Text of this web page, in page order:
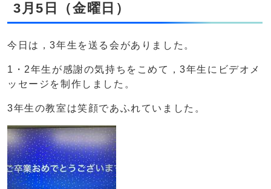
3月5日（金曜日）
今日は，3年生を送る会がありました。
1・2年生が感謝の気持ちをこめて，3年生にビデオメ
ッセージを制作しました。
3年生の教室は笑顔であふれていました。